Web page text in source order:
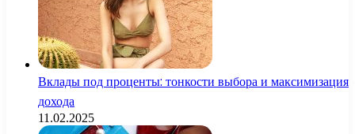
Вклады под проценты: тонкости выбора и максимизация
дохода
11.02.2025